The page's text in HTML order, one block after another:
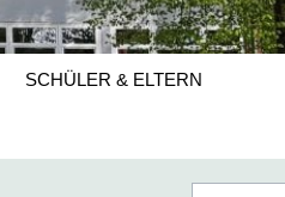
SCHÜLER & ELTERN